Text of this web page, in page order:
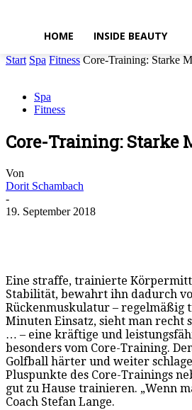
HOME INSIDE BEAUTY
Start Spa Fitness Core-Training: Starke
Spa
Fitness
Core-Training: Starke
Von
Dorit Schambach
-
19. September 2018
Eine straffe, trainierte
Stabilität, bewahrt ihn dadurch
Rückenmuskulatur – regelmäßig
Minuten Einsatz, sieht man recht
… – eine kräftige und
besonders vom Core-Training.
Golfball härter und weiter
Pluspunkte des Core-Trainings
gut zu Hause trainieren. „Wenn
Coach Stefan Lange.